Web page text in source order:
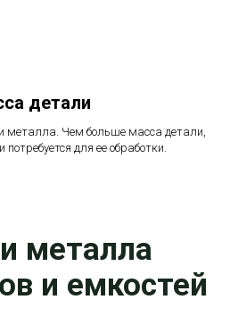
детали
металла. Чем больше масса детали,
для ее обработки.